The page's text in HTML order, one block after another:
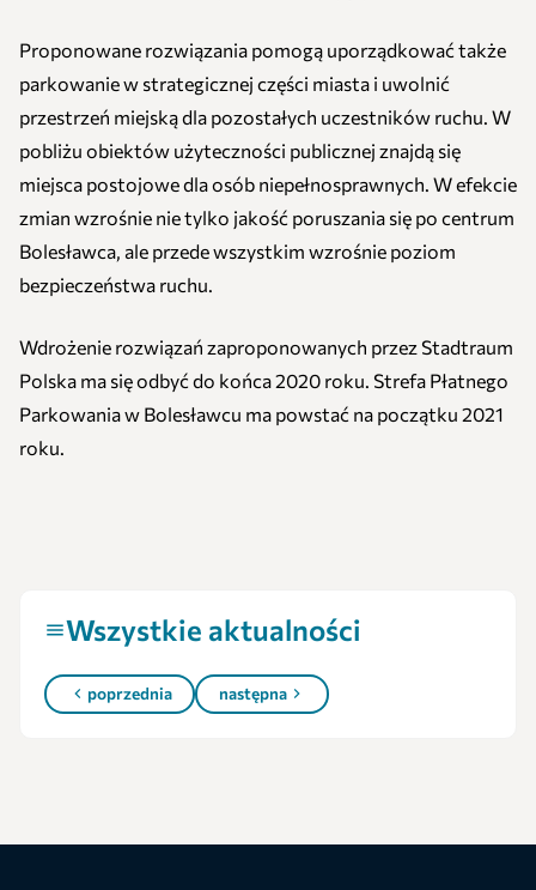
Proponowane rozwiązania pomogą uporządkować także
parkowanie w strategicznej części miasta i uwolnić
przestrzeń miejską dla pozostałych uczestników ruchu. W
pobliżu obiektów użyteczności publicznej znajdą się
miejsca postojowe dla osób niepełnosprawnych. W efekcie
zmian wzrośnie nie tylko jakość poruszania się po centrum
Bolesławca, ale przede wszystkim wzrośnie poziom
bezpieczeństwa ruchu.
Wdrożenie rozwiązań zaproponowanych przez Stadtraum
Polska ma się odbyć do końca 2020 roku. Strefa Płatnego
Parkowania w Bolesławcu ma powstać na początku 2021
roku.
Wszystkie aktualności
poprzednia następna